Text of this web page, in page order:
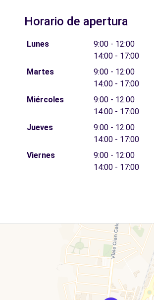
Horario de apertura
Lunes
9:00 - 12:00
14:00 - 17:00
Martes
9:00 - 12:00
14:00 - 17:00
Miércoles
9:00 - 12:00
14:00 - 17:00
Jueves
9:00 - 12:00
14:00 - 17:00
Viernes
9:00 - 12:00
14:00 - 17:00